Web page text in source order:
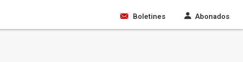
Boletines Abonados